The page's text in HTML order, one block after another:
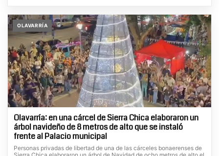
OLAVARRÍA
Olavarría: en una cárcel de Sierra Chica elaboraron un
árbol navideño de 8 metros de alto que se instaló
frente al Palacio municipal
Personas privadas de libertad de una de las cárceles bonaerenses de